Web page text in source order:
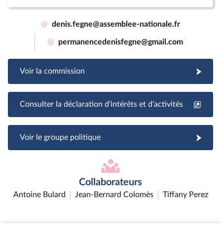
@ denis.fegne@assemblee-nationale.fr
@ permanencedenisfegne@gmail.com
Voir la commission
Consulter la déclaration d'intérêts et d'activités
Voir le groupe politique
Collaborateurs
Antoine Bulard Jean-Bernard Colomès Tiffany Perez